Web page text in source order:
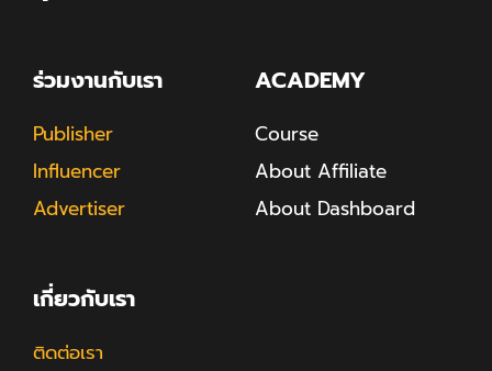
ร่วมงานกับเรา
Publisher
Influencer
Advertiser
ACADEMY
Course
About Affiliate
About Dashboard
เกี่ยวกับเรา
ติดต่อเรา